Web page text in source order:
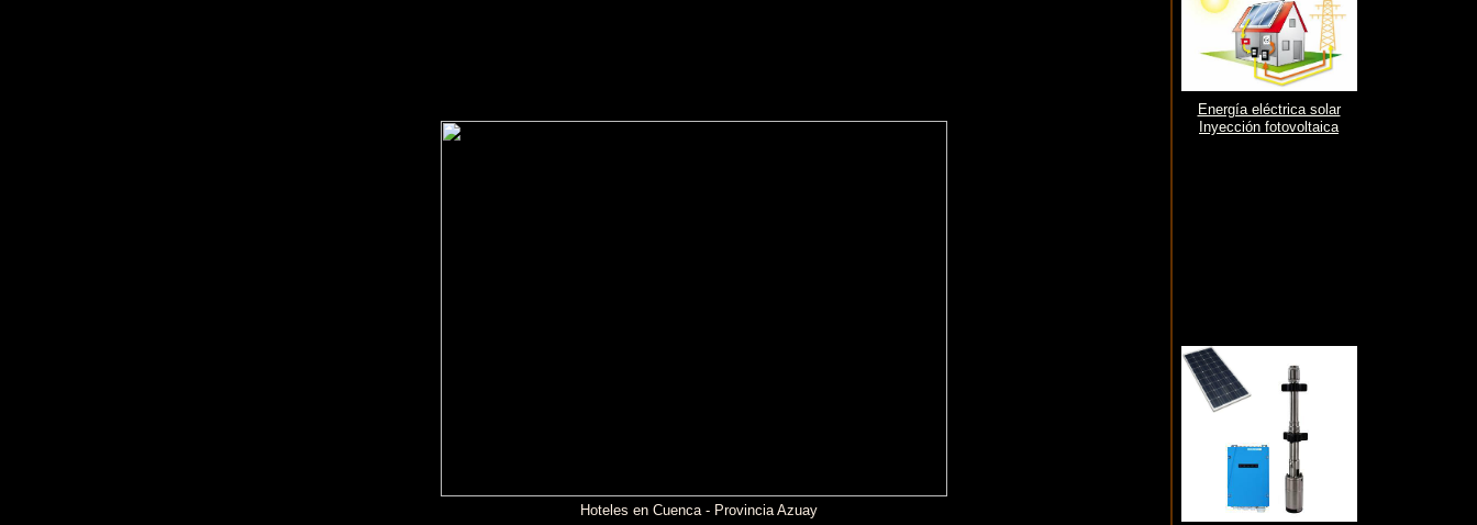
Hoteles en Cuenca - Provincia Azuay
Energía eléctrica solar
Inyección fotovoltaica